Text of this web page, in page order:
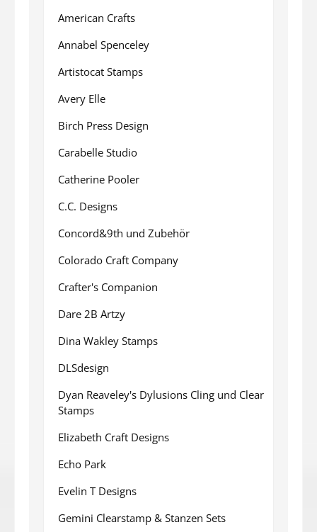
American Crafts
Annabel Spenceley
Artistocat Stamps
Avery Elle
Birch Press Design
Carabelle Studio
Catherine Pooler
C.C. Designs
Concord&9th und Zubehör
Colorado Craft Company
Crafter's Companion
Dare 2B Artzy
Dina Wakley Stamps
DLSdesign
Dyan Reaveley's Dylusions Cling und Clear
Stamps
Elizabeth Craft Designs
Echo Park
Evelin T Designs
Gemini Clearstamp & Stanzen Sets